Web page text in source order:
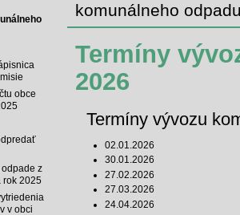
obce
z
rok 2025
v obci
komunálneho
Termíny
2026
Termíny vývozu
02.01.2026
30.01.2026
27.02.2026
27.03.2026
24.04.2026